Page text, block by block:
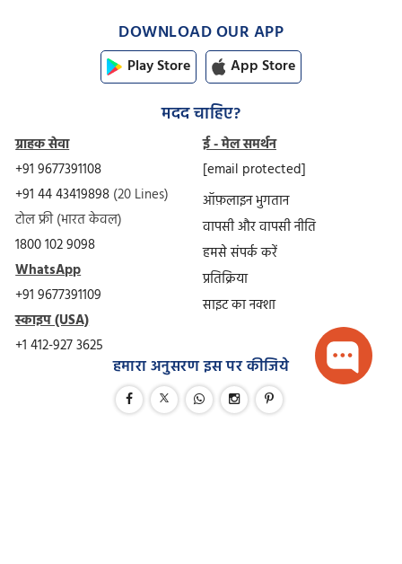
DOWNLOAD OUR APP
Play Store App Store
मदद चाहिए?
ग्राहक सेवा
+91 9677391108
+91 44 43419898 (20 Lines)
टोल फ्री (भारत केवल)
1800 102 9098
WhatsApp
+91 9677391109
स्काइप (USA)
+1 412-927 3625
ई - मेल समर्थन
[email protected]
ऑफ़लाइन भुगतान
वापसी और वापसी नीति
हमसे संपर्क करें
प्रतिक्रिया
साइट का नक्शा
हमारा अनुसरण इस पर कीजिये